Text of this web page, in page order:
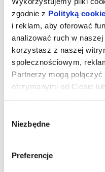
zgodnie z Polityką
i reklam, aby oferować
analizować ruch w
korzystasz z naszej
społecznościowym,
Partnerzy mogą
otrzymanymi od Ciebie
zgody
Niezbędne
Preferencje
Pucio
Pucio razem ze swoją
nowe przygody – wspólne
własnym salonie! Pucio
nowe przyjaźnie i radzić
każdym odcinku Pucio